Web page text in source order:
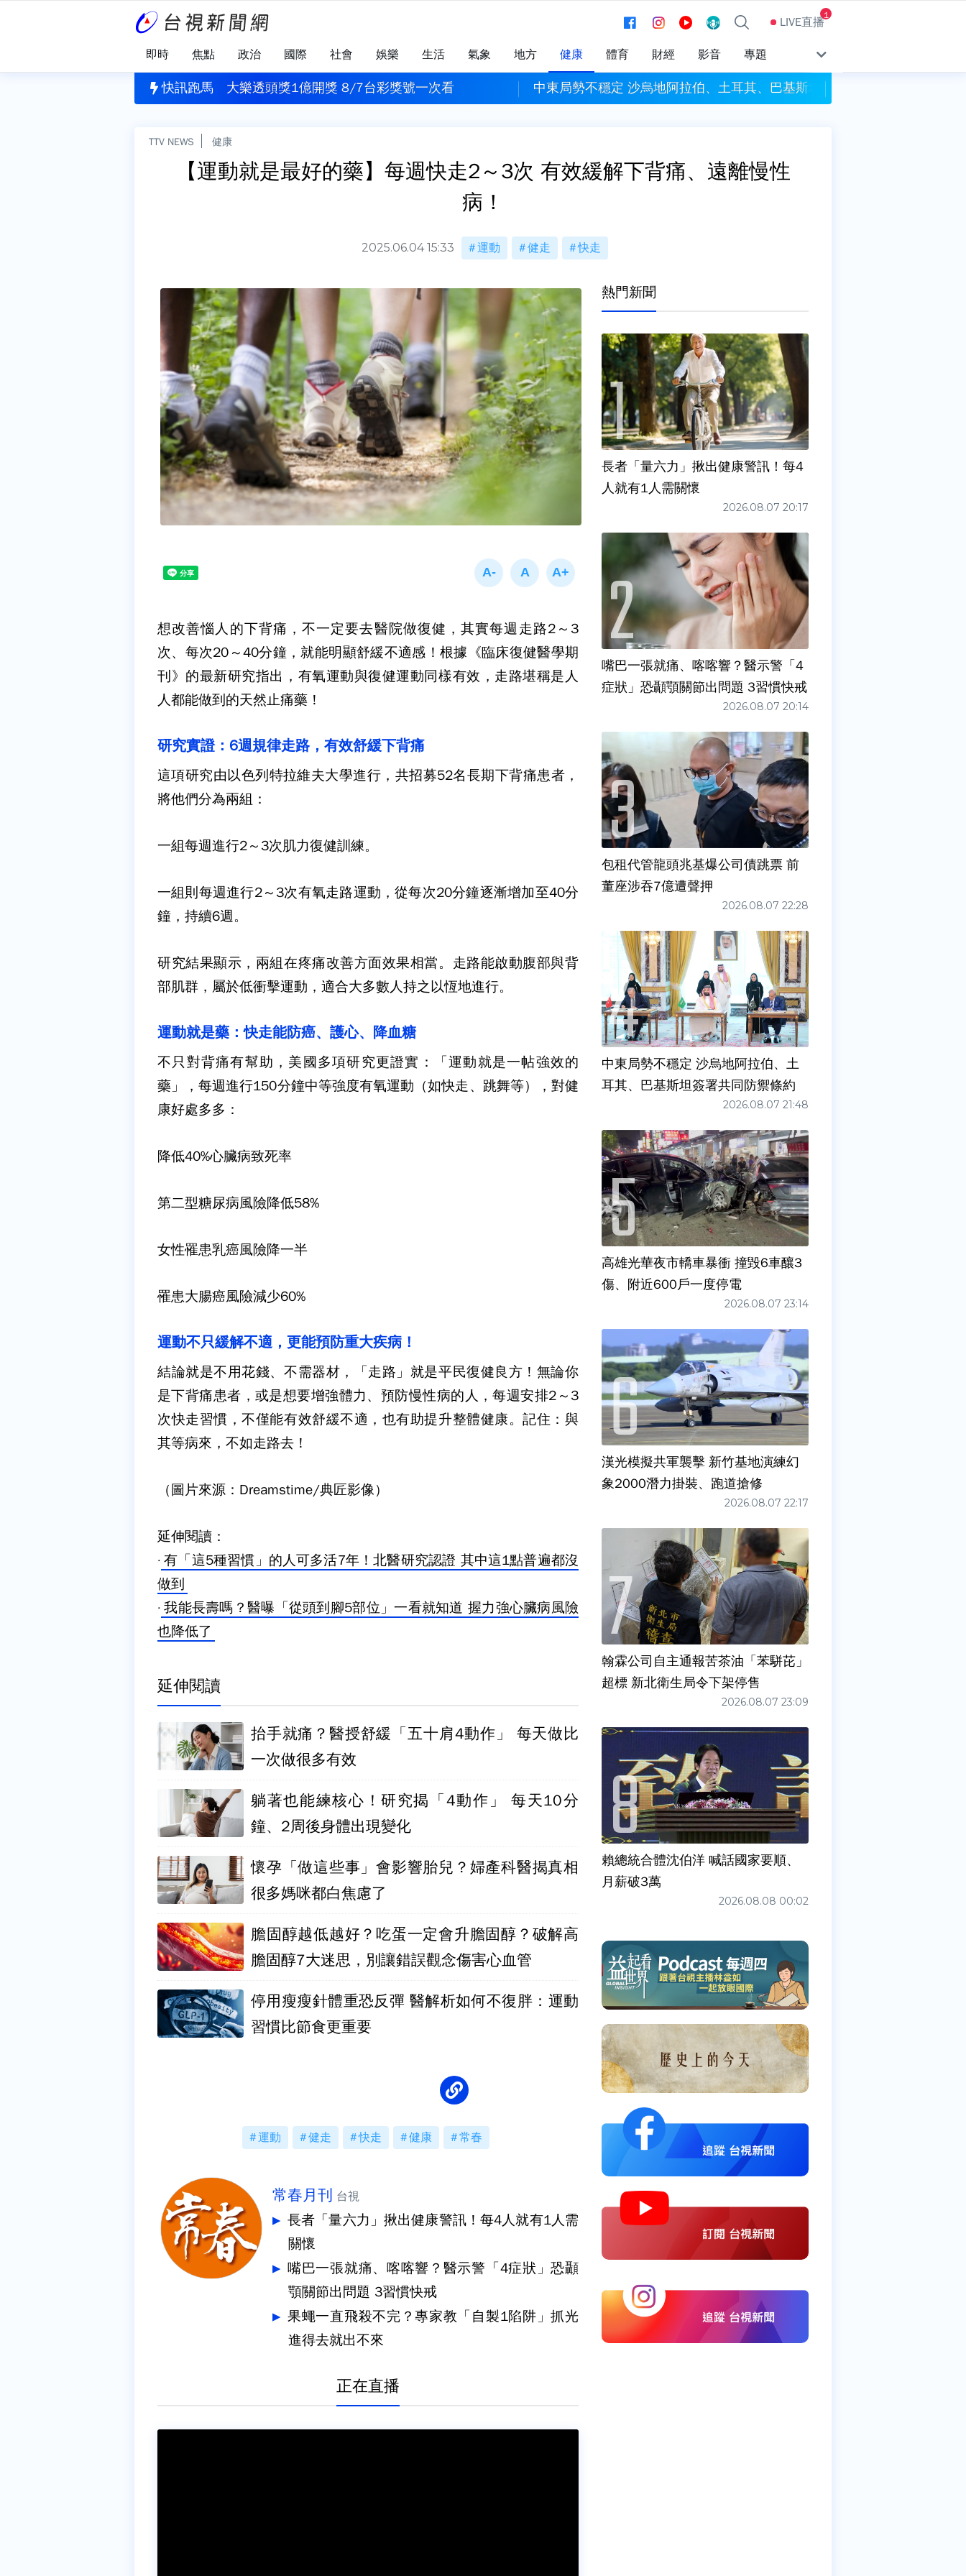
LIVE直播1
即時 焦點 政治 國際 社會 娛樂 生活 氣象 地方 健康 體育 財經 影音 專題
快訊跑馬
揪出健康警訊！每4人就有1人需關懷 大樂透頭獎1億開獎 8/7台彩獎號一次看 中東局勢不穩定 沙烏地阿拉伯、土耳其、巴基斯坦簽署共同防禦條約
TTV NEWS 健康
【運動就是最好的藥】每週快走2～3次 有效緩解下背痛、遠離慢性
病！
2025.06.04 15:33 運動 健走 快走
想改善惱人的下背痛，不一定要去醫院做復健，其實每週走路2～ 3
次、每次20 ～40分鐘，就能明顯舒緩不適感！根據《臨床復健醫學期
刊》的最新研究指出，有氧運動與復健運動同樣有效，走路堪稱是人
人都能做到的天然止痛藥！
研究實證： 6週規律走路，有效舒緩下背痛
這項研究由以色列特拉維夫大學進行，共招募52名長期下背痛患者，
將他們分為兩組：
一組每週進行2～ 3次肌力復健訓練。
一組則每週進行2～ 3次有氧走路運動，從每次20分鐘逐漸增加至40分
鐘，持續6週。
研究結果顯示，兩組在疼痛改善方面效果相當。走路能啟動腹部與背
部肌群，屬於低衝擊運動，適合大多數人持之以恆地進行。
運動就是藥：快走能防癌、護心、降血糖
不只對背痛有幫助，美國多項研究更證實：「運動就是一帖強效的
藥」，每週進行150分鐘中等強度有氧運動（如快走、跳舞等），對健
康好處多多：
降低40%心臟病致死率
第二型糖尿病風險降低58%
女性罹患乳癌風險降一半
罹患大腸癌風險減少60%
運動不只緩解不適，更能預防重大疾病！
結論就是不用花錢、不需器材，「走路」就是平民復健良方！無論你
是下背痛患者，或是想要增強體力、預防慢性病的人，每週安排2 ～ 3
次快走習慣，不僅能有效舒緩不適，也有助提升整體健康。記住：與
其等病來，不如走路去！
（圖片來源：Dreamstime/典匠影像）
延伸閱讀：
· 有「這5種習慣」的人可多活7年！北醫研究認證 其中這1點普遍都沒
做到
· 我能長壽嗎？醫曝「從頭到腳5部位」一看就知道 握力強心臟病風險
也降低了
延伸閱讀
抬手就痛？醫授舒緩「五十肩4動作」 每天做比
一次做很多有效
躺著也能練核心！研究揭「4動作」 每天10分
鐘、2周後身體出現變化
懷孕「做這些事」會影響胎兒？婦產科醫揭真相
很多媽咪都白焦慮了
膽固醇越低越好？吃蛋一定會升膽固醇？破解高
膽固醇7大迷思，別讓錯誤觀念傷害心血管
停用瘦瘦針體重恐反彈 醫解析如何不復胖：運動
習慣比節食更重要
運動 健走 快走 健康 常春
常春月刊 台視
長者「量六力」揪出健康警訊！每4人就有1人需
關懷
嘴巴一張就痛、喀喀響？醫示警「4症狀」恐顳
顎關節出問題 3習慣快戒
果蠅一直飛殺不完？專家教「自製1陷阱」抓光
進得去就出不來
正在直播
熱門新聞
長者「量六力」揪出健康警訊！每4
人就有1人需關懷
2026.08.07 20:17
嘴巴一張就痛、喀喀響？醫示警「4
症狀」恐顳顎關節出問題 3習慣快戒
2026.08.07 20:14
包租代管龍頭兆基爆公司債跳票 前
董座涉吞7億遭聲押
2026.08.07 22:28
中東局勢不穩定 沙烏地阿拉伯、土
耳其、巴基斯坦簽署共同防禦條約
2026.08.07 21:48
高雄光華夜市轎車暴衝 撞毀6車釀3
傷、附近600戶一度停電
2026.08.07 23:14
漢光模擬共軍襲擊 新竹基地演練幻
象2000潛力掛裝、跑道搶修
2026.08.07 22:17
翰霖公司自主通報苦茶油「苯駢芘」
超標 新北衛生局令下架停售
2026.08.07 23:09
賴總統合體沈伯洋 喊話國家要順、
月薪破3萬
2026.08.08 00:02